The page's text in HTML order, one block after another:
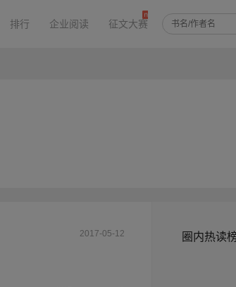
排行 企业阅读 征文大赛
2017-05-12 圈内热读